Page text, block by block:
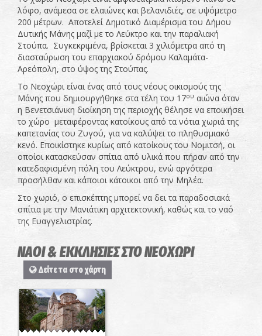
λόφο, ανάμεσα σε ελαιώνες και βελανιδιές, σε υψόμετρο
200 μέτρων. Αποτελεί Δημοτικό Διαμέρισμα του Δήμου
Δυτικής Μάνης μαζί με το Λεύκτρο και την παραλιακή
Στούπα. Συγκεκριμένα, βρίσκεται 3 χιλιόμετρα από τη
διασταύρωση του επαρχιακού δρόμου Καλαμάτα-
Αρεόπολη, στο ύψος της Στούπας.
Το Νεοχώρι είναι ένας από τους νέους οικισμούς της
Μάνης που δημιουργήθηκε στα τέλη του 17ου αιώνα όταν
η Βενετσιάνικη διοίκηση της περιοχής θέλησε να εποικήσει
το χώρο μεταφέροντας κατοίκους από τα νότια χωριά της
καπετανίας του Ζυγού, για να καλύψει το πληθυσμιακό
κενό. Εποικίστηκε κυρίως από κατοίκους του Νομιτσή, οι
οποίοι κατασκεύσαν σπίτια από υλικά που πήραν από την
κατεδαφισμένη πόλη του Λεύκτρου, ενώ αργότερα
προσήλθαν και κάποιοι κάτοικοι από την Μηλέα.
Στο χωριό, ο επισκέπτης μπορεί να δει τα παραδοσιακά
σπίτια με την Μανιάτικη αρχιτεκτονική, καθώς και το ναό
της Ευαγγελιστρίας.
ΝΑΟΙ & ΕΚΚΛΗΣΙΕΣ ΣΤΟ ΝΕΟΧΩΡΙ
Δείτε τα στο χάρτη